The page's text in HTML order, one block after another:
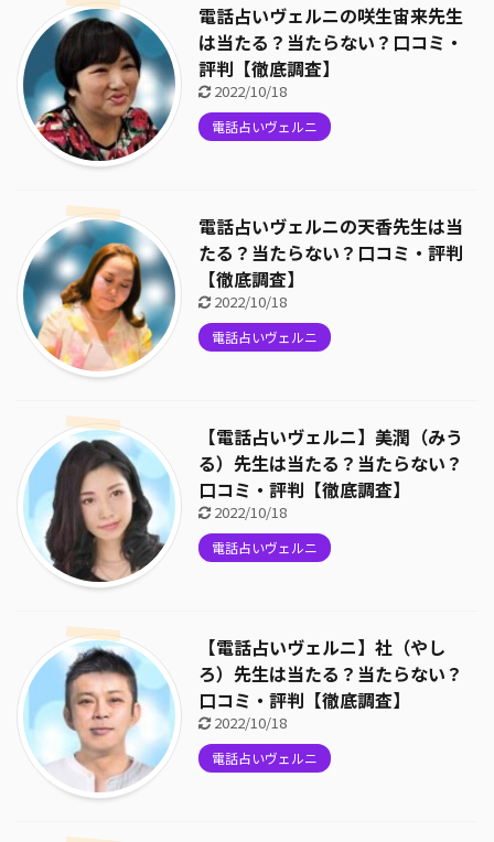
電話占いヴェルニの咲生宙来先生
は当たる？当たらない？口コミ・
評判【徹底調査】
2022/10/18
電話占いヴェルニ
電話占いヴェルニの天香先生は当
たる？当たらない？口コミ・評判
【徹底調査】
2022/10/18
電話占いヴェルニ
【電話占いヴェルニ】美潤（みう
る）先生は当たる？当たらない？
口コミ・評判【徹底調査】
2022/10/18
電話占いヴェルニ
【電話占いヴェルニ】社（やし
ろ）先生は当たる？当たらない？
口コミ・評判【徹底調査】
2022/10/18
電話占いヴェルニ